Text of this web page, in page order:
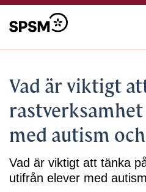
Vad är viktigt
med autism
Vad är viktigt att tänka
utifrån elever med